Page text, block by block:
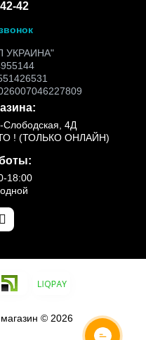
42
Слободская, 4Д
! (ТОЛЬКО ОНЛАЙН)
18:00
© 2026